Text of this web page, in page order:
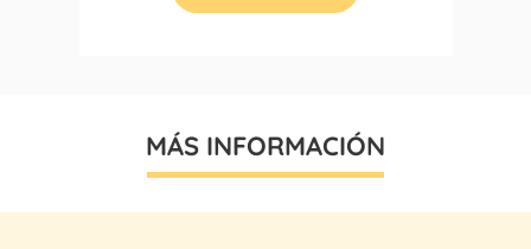
MÁS INFORMACIÓN